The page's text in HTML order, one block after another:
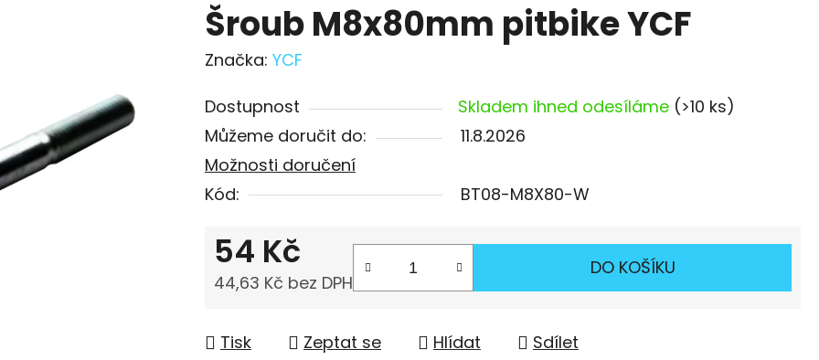
Šroub M8x80mm pitbike YCF
Značka: YCF
Dostupnost Skladem ihned odesíláme (>10 ks)
Můžeme doručit do:
11.8.2026
Možnosti doručení
Kód:
BT08-M8X80-W
54 Kč
44,63 Kč bez DPH
DO KOŠÍKU
Tisk Zeptat se Hlídat Sdílet